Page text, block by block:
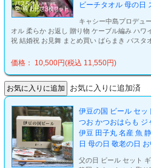
ビーチタオル 母の日
キャシー中島プロデュ
オル 柔らか お返し 贈り物 ケーブル編み ハワ
祝 結婚祝 お見舞 まとめ買い ばらまき バスタ
価格： 10,500円(税込 11,550円)
お気に入りに追加済
伊豆の国 ビール セッ
つお かつおはらも ジ
伊豆 田子丸 名産 魚
日 母の日 敬老の日
父の日 ビール セット